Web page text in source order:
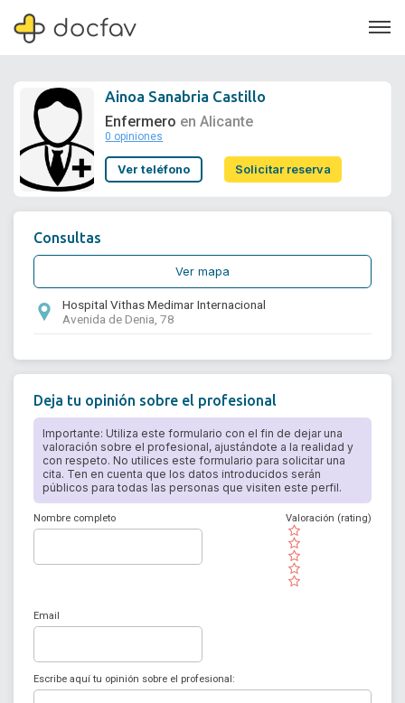
Soporte
Ainoa Sanabria Castillo
Enfermero en Alicante
0 opiniones
Ver teléfono Solicitar reserva
Consultas
Ver mapa
Hospital Vithas Medimar Internacional
Avenida de Denia, 78
Deja tu opinión sobre el profesional
Importante: Utiliza este formulario con el fin de dejar una
valoración sobre el profesional, ajustándote a la realidad y
con respeto. No utilices este formulario para solicitar una
cita. Ten en cuenta que los datos introducidos serán
públicos para todas las personas que visiten este perfil.
Nombre completo
( )
( )
( )
( )
( )
Valoración (rating)
Email
Escribe aquí tu opinión sobre el profesional: